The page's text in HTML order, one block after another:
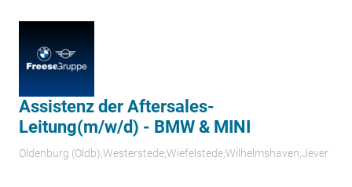
Assistenz der Aftersales-
Leitung(m/w/d) - BMW & MINI
Oldenburg (Oldb);Westerstede;Wiefelstede;Wilhelmshaven;Jever